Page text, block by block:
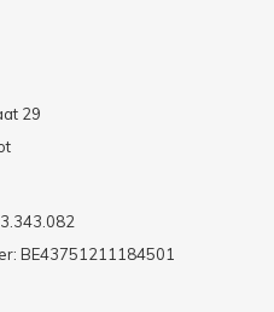
29
BE43751211184501